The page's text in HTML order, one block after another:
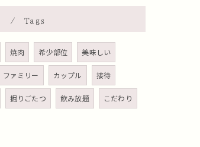
Tags
焼肉 希少部位 美味しい
ファミリー カップル 接待
掘りごたつ 飲み放題 こだわり